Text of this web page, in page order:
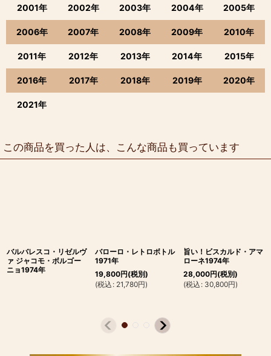
2001年 2002年 2003年 2004年 2005年
2006年 2007年 2008年 2009年 2010年
2011年 2012年 2013年 2014年 2015年
2016年 2017年 2018年 2019年 2020年
2021年
この商品を買った人は、こんな商品も買っています
バルバレスコ・リゼルヴ
ァ ジャコモ・ボルゴー
ニョ1974年
バローロ・レトロボトル
1971年
19,800円(税別)
(税込 : 21,780円)
旨い！ビスカルド・アマ
ローネ1974年
28,000円(税別)
(税込 : 30,800円)